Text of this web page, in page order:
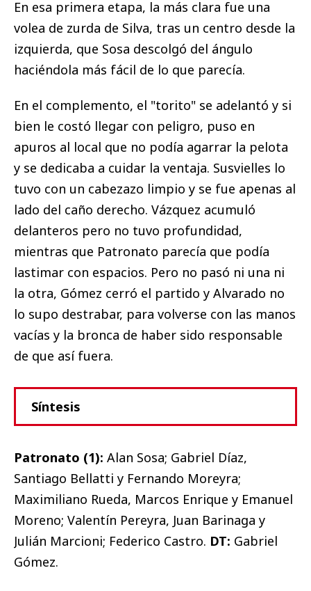
En esa primera etapa, la más clara fue una
volea de zurda de Silva, tras un centro desde la
izquierda, que Sosa descolgó del ángulo
haciéndola más fácil de lo que parecía.
En el complemento, el "torito" se adelantó y si
bien le costó llegar con peligro, puso en
apuros al local que no podía agarrar la pelota
y se dedicaba a cuidar la ventaja. Susvielles lo
tuvo con un cabezazo limpio y se fue apenas al
lado del caño derecho. Vázquez acumuló
delanteros pero no tuvo profundidad,
mientras que Patronato parecía que podía
lastimar con espacios. Pero no pasó ni una ni
la otra, Gómez cerró el partido y Alvarado no
lo supo destrabar, para volverse con las manos
vacías y la bronca de haber sido responsable
de que así fuera.
Síntesis
Patronato (1): Alan Sosa; Gabriel Díaz,
Santiago Bellatti y Fernando Moreyra;
Maximiliano Rueda, Marcos Enrique y Emanuel
Moreno; Valentín Pereyra, Juan Barinaga y
Julián Marcioni; Federico Castro. DT: Gabriel
Gómez.